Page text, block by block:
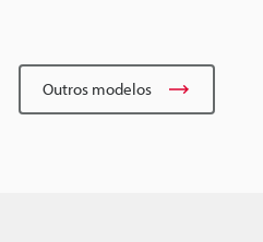
Outros modelos